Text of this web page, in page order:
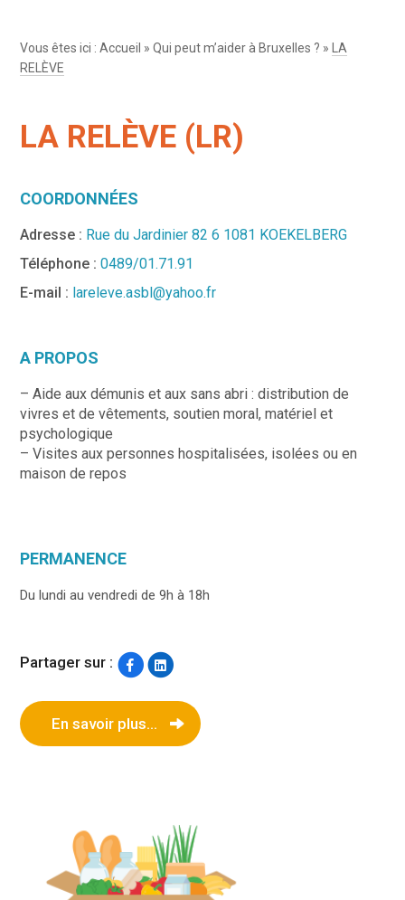
Vous êtes ici :Accueil »Qui peut m’aider à Bruxelles ? »
LA
RELÈVE
LA RELÈVE (LR)
COORDONNÉES
Adresse : Rue du Jardinier 82 6 1081 KOEKELBERG
Téléphone :0489/01.71.91
E-mail : lareleve.asbl@yahoo.fr
A PROPOS
– Aide aux démunis et aux sans abri : distribution de
vivres et de vêtements, soutien moral, matériel et
psychologique
– Visites aux personnes hospitalisées, isolées ou en
maison de repos
PERMANENCE
Du lundi au vendredi de 9h à 18h
Partager sur :
En savoir plus...